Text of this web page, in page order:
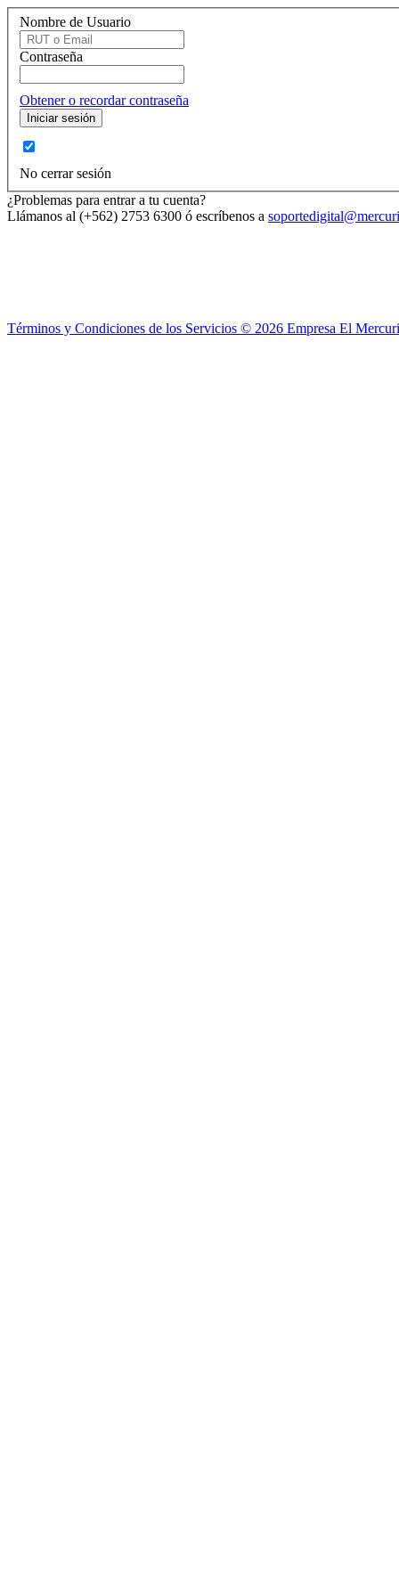
Nombre de Usuario
Contraseña
Obtener o recordar contraseña
No cerrar sesión
¿Problemas para entrar a tu cuenta?
Llámanos al (+562) 2753 6300 ó escríbenos a
Términos y Condiciones de los Servicios © 2026 Empresa El